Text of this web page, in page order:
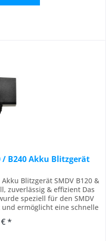
/ B240 Akku Blitzgerät
Blitzgerät SMDV B120 &
zuverlässig & effizient Das
speziell für den SMDV
und ermöglicht eine schnelle
wichtigen Moment bei
*